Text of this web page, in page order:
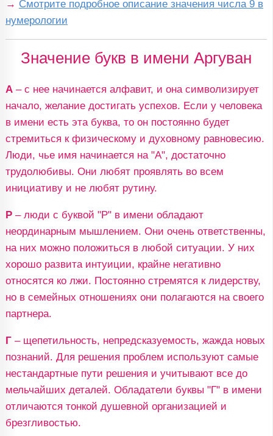
→ Смотрите подробное описание значения числа 9 в
нумерологии
Значение букв в имени Аргуван
А– с нее начинается алфавит, и она символизирует
начало, желание достигать успехов. Если у человека
в имени есть эта буква, то он постоянно будет
стремиться к физическому и духовному равновесию.
Люди, чье имя начинается на "А", достаточно
трудолюбивы. Они любят проявлять во всем
инициативу и не любят рутину.
Р– люди с буквой "Р" в имени обладают
неординарным мышлением. Они очень ответственны,
на них можно положиться в любой ситуации. У них
хорошо развита интуиции, крайне негативно
относятся ко лжи. Постоянно стремятся к лидерству,
но в семейных отношениях они полагаются на своего
партнера.
Г– щепетильность, непредсказуемость, жажда новых
познаний. Для решения проблем используют самые
нестандартные пути решения и учитывают все до
мельчайших деталей. Обладатели буквы "Г" в имени
отличаются тонкой душевной организацией и
брезгливостью.